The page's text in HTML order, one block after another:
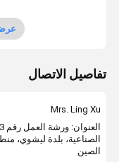
تفاصيل الاتصال
Mrs. Ling Xu
الصناعية، بلدة ليشوي،
الصين